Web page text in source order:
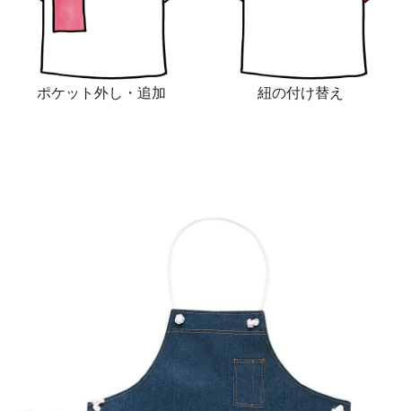
ポケット外し・追加 紐の付け替え